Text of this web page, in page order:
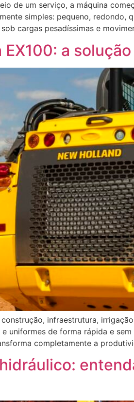
de um serviço, a máquina
simples: pequeno,
cargas pesadíssimas e
EX100: a
infraestrutura,
uniformes de forma rápida e
completamente a